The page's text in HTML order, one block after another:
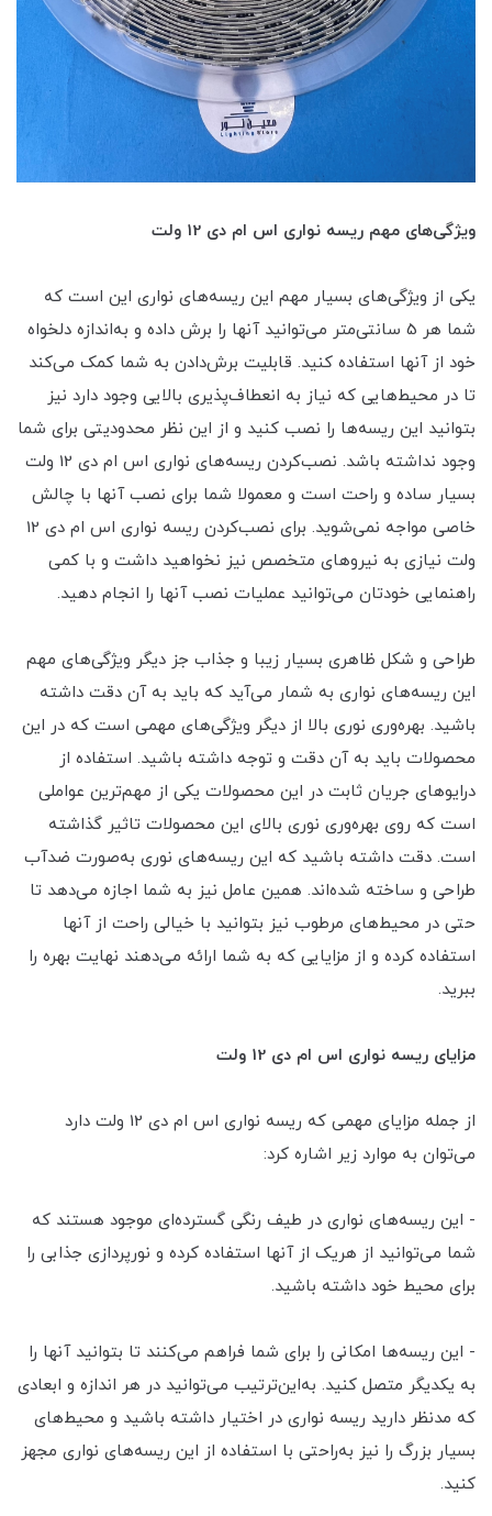
ویژگی‌های مهم ریسه نواری اس ام دی 12 ولت
یکی از ویژگی‌های بسیار مهم این ریسه‌های نواری این است که
شما هر 5 سانتی‌متر می‌توانید آنها را برش داده و به‌اندازه دلخواه
خود از آنها استفاده کنید. قابلیت برش‌دادن به شما کمک می‌کند
تا در محیط‌هایی که نیاز به انعطاف‌پذیری بالایی وجود دارد نیز
بتوانید این ریسه‌ها را نصب کنید و از این نظر محدودیتی برای شما
وجود نداشته باشد. نصب‌کردن ریسه‌های نواری اس ام دی 12 ولت
بسیار ساده و راحت است و معمولا شما برای نصب آنها با چالش
خاصی مواجه نمی‌شوید. برای نصب‌کردن ریسه نواری اس ام دی 12
ولت نیازی به نیروهای متخصص نیز نخواهید داشت و با کمی
راهنمایی خودتان می‌توانید عملیات نصب آنها را انجام دهید.
طراحی و شکل ظاهری بسیار زیبا و جذاب جز دیگر ویژگی‌های مهم
این ریسه‌های نواری به شمار می‌آید که باید به آن دقت داشته
باشید. بهره‌وری نوری بالا از دیگر ویژگی‌های مهمی است که در این
محصولات باید به آن دقت و توجه داشته باشید. استفاده از
درایوهای جریان ثابت در این محصولات یکی از مهم‌ترین عواملی
است که روی بهره‌وری نوری بالای این محصولات تاثیر گذاشته
است. دقت داشته باشید که این ریسه‌های نوری به‌صورت ضدآب
طراحی و ساخته شده‌اند. همین عامل نیز به شما اجازه می‌دهد تا
حتی در محیط‌های مرطوب نیز بتوانید با خیالی راحت از آنها
استفاده کرده و از مزایایی که به شما ارائه می‌دهند نهایت بهره را
ببرید.
مزایای ریسه نواری اس ام دی 12 ولت
از جمله مزایای مهمی که ریسه نواری اس ام دی 12 ولت دارد
می‌توان به موارد زیر اشاره کرد:
- این ریسه‌های نواری در طیف رنگی گسترده‌ای موجود هستند که
شما می‌توانید از هریک از آنها استفاده کرده و نورپردازی جذابی را
برای محیط خود داشته باشید.
- این ریسه‌ها امکانی را برای شما فراهم می‌کنند تا بتوانید آنها را
به یکدیگر متصل کنید. به‌این‌ترتیب می‌توانید در هر اندازه و ابعادی
که مدنظر دارید ریسه نواری در اختیار داشته باشید و محیط‌های
بسیار بزرگ را نیز به‌راحتی با استفاده از این ریسه‌های نواری مجهز
کنید.